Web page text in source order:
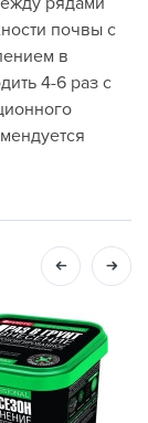
почвы с
в
4-6 раз с